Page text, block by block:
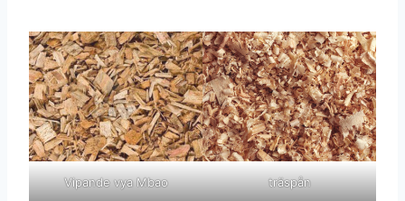
Vipande vya Mbao träspån